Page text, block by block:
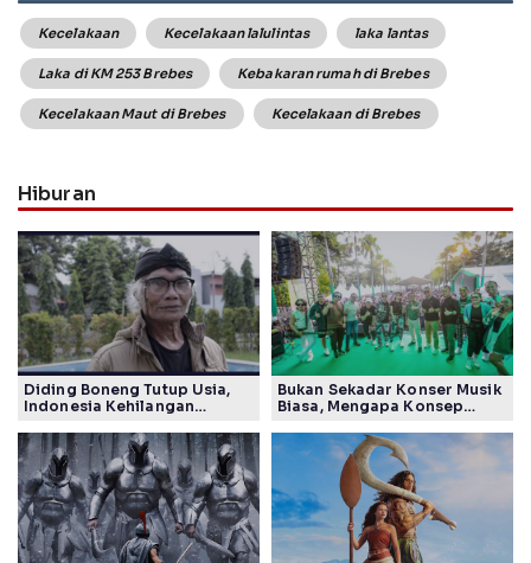
Kecelakaan Kecelakaan lalulintas laka lantas
Laka di KM 253 Brebes Kebakaran rumah di Brebes
Kecelakaan Maut di Brebes Kecelakaan di Brebes
Hiburan
Diding Boneng Tutup Usia,
Indonesia Kehilangan
Generasi
Bukan Sekadar Konser Musik
Biasa, Mengapa Konsep
Tuai Pujian Banyak Pihak